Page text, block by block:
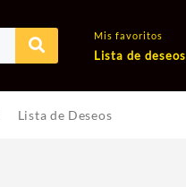
Mis favoritos
Lista de deseos
Lista de Deseos